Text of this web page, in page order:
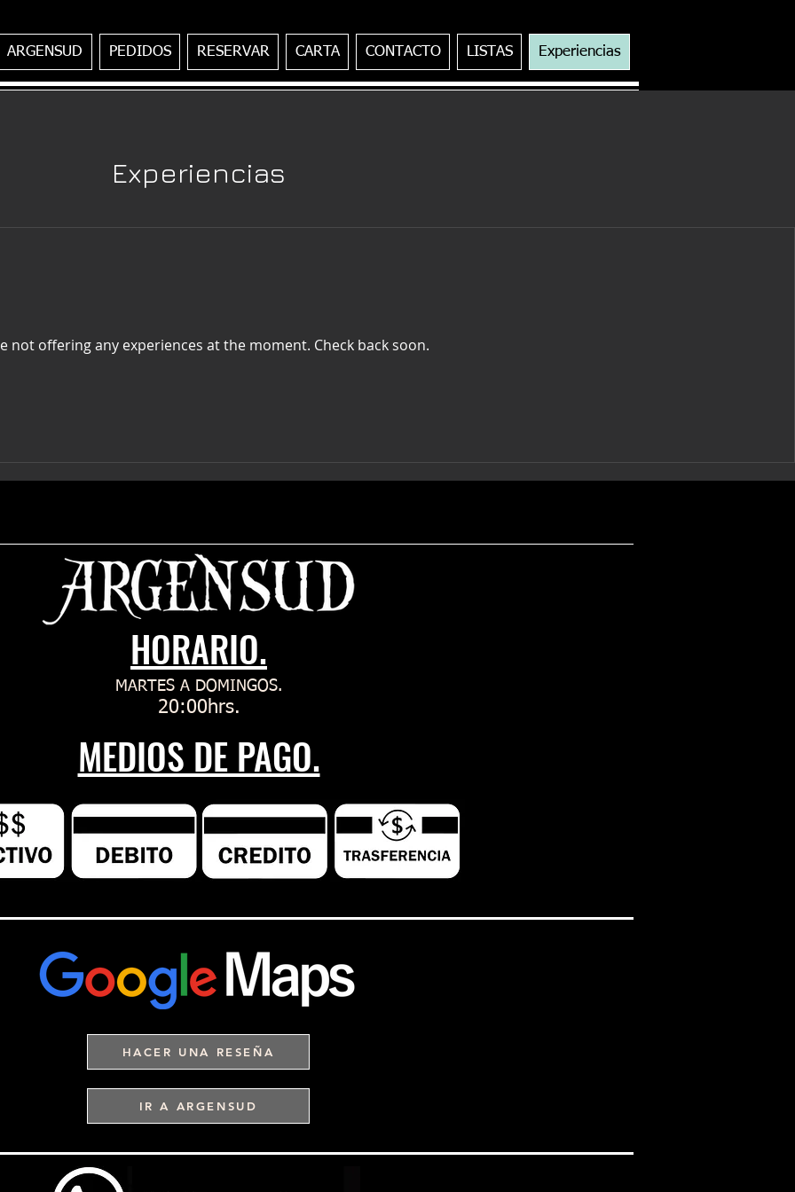
ARGENSUD PEDIDOS RESERVAR CARTA CONTACTO LISTAS Experiencias
Experiencias
not offering any experiences at the moment. Check back soon.
HORARIO.
MARTES A DOMINGOS.
20:00hrs.
MEDIOS DE PAGO.
HACER UNA RESEÑA
IR A ARGENSUD